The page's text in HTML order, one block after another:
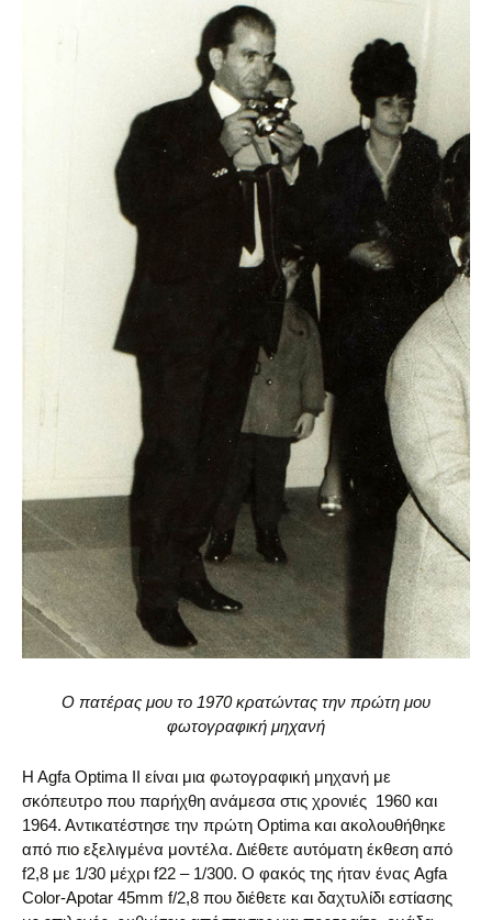
Ο πατέρας μου το 1970 κρατώντας την πρώτη μου
φωτογραφική μηχανή
H Agfa Optima II είναι μια φωτογραφική μηχανή με
σκόπευτρο που παρήχθη ανάμεσα στις χρονιές 1960 και
1964. Αντικατέστησε την πρώτη Optima και ακολουθήθηκε
από πιο εξελιγμένα μοντέλα. Διέθετε αυτόματη έκθεση από
f2,8 με 1/30 μέχρι f22 – 1/300. Ο φακός της ήταν ένας Agfa
Color-Apotar 45mm f/2,8 που διέθετε και δαχτυλίδι εστίασης